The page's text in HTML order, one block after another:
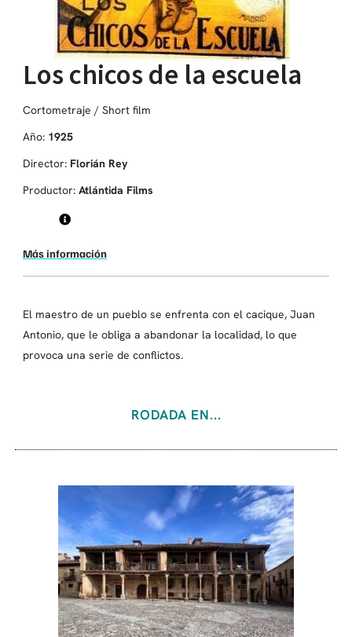
Los chicos de la escuela
Cortometraje / Short film
Año: 1925
Director: Florián Rey
Productor: Atlántida Films
Más información
El maestro de un pueblo se enfrenta con el cacique, Juan
Antonio, que le obliga a abandonar la localidad, lo que
provoca una serie de conflictos.
RODADA EN...